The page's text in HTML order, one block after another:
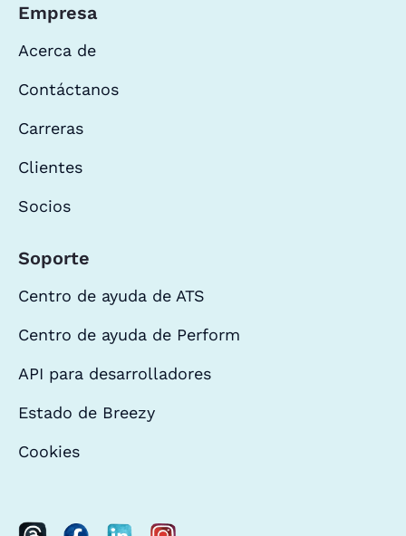
Empresa
Acerca de
Contáctanos
Carreras
Clientes
Socios
Soporte
Centro de ayuda de ATS
Centro de ayuda de Perform
API para desarrolladores
Estado de Breezy
Cookies